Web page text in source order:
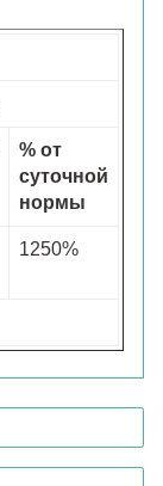
% от
суточной
нормы
1250%